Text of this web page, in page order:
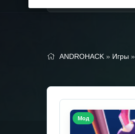
ANDROHACK » Игры »
Мод